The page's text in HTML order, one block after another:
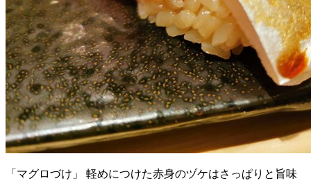
「マグロづけ」 軽めにつけた赤身のヅケはさっぱりと旨味